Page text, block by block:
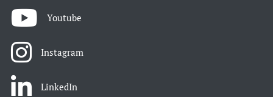
Youtube
Instagram
LinkedIn